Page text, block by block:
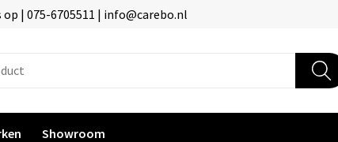
| 075-6705511 | info@carebo.nl
Showroom